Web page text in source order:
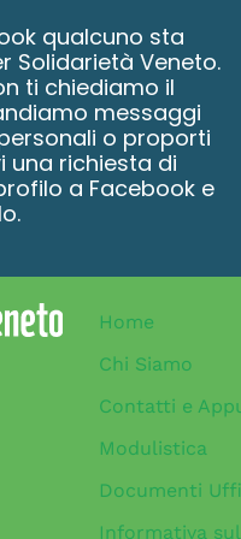
qualcuno sta
Solidarietà Veneto.
ti chiediamo il
messaggi
o proporti
una richiesta di
a Facebook e
Home
Chi Siamo
Contatti e
Modulistica
Documenti
Informativa